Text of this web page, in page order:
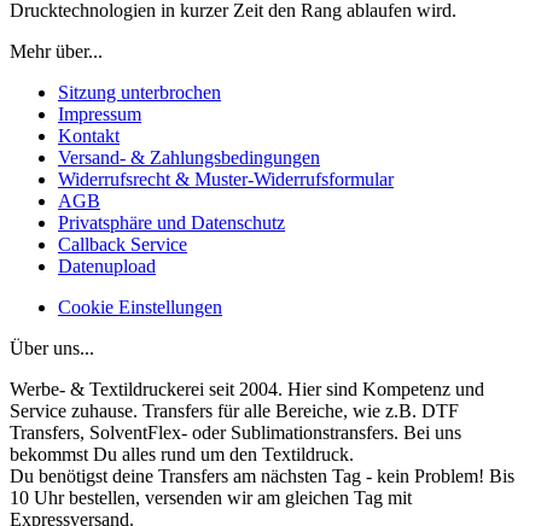
Drucktechnologien in kurzer Zeit den Rang ablaufen wird.
Mehr über...
Sitzung unterbrochen
Impressum
Kontakt
Versand- & Zahlungsbedingungen
Widerrufsrecht & Muster-Widerrufsformular
AGB
Privatsphäre und Datenschutz
Callback Service
Datenupload
Cookie Einstellungen
Über uns...
Werbe- & Textildruckerei seit 2004. Hier sind Kompetenz und
Service zuhause. Transfers für alle Bereiche, wie z.B. DTF
Transfers, SolventFlex- oder Sublimationstransfers. Bei uns
bekommst Du alles rund um den Textildruck.
Du benötigst deine Transfers am nächsten Tag - kein Problem! Bis
10 Uhr bestellen, versenden wir am gleichen Tag mit
Expressversand.